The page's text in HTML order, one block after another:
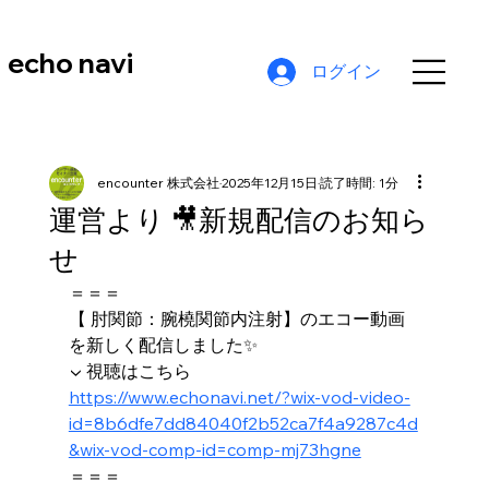
echo navi ログイン
運営より 🎥新規配信のお知ら
せ
encounter 株式会社2025年12月15日 読了時間: 1分
＝＝＝
【 肘関節：腕橈関節内注射】のエコー動画
を新しく配信しました✨
▼ 視聴はこちら
https://www.echonavi.net/?wix-vod-video-
id=8b6dfe7dd84040f2b52ca7f4a9287c4d
&wix-vod-comp-id=comp-mj73hgne
＝＝＝